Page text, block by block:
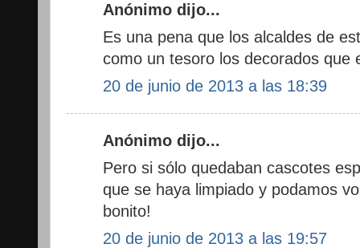
Anónimo dijo...
Es una pena que los alcaldes de
como un tesoro los decorados que
20 de junio de 2013 a las 18:39
Anónimo dijo...
Pero si sólo quedaban cascotes
que se haya limpiado y podamos
bonito!
20 de junio de 2013 a las 19:57